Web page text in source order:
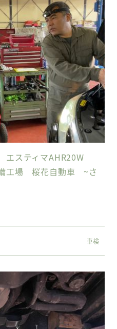
エスティマAHR20W
工場 桜花自動車 ~さ
車検